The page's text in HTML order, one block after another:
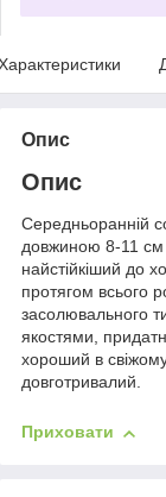
Опис
Опис
Середньоранній
довжиною 8-11 см
найстійкіший до
протягом всього
засолювального
якостями,
хороший в
довготривалий.
Приховати